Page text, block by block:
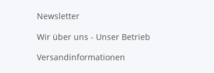
Newsletter
Wir über uns - Unser Betrieb
Versandinformationen